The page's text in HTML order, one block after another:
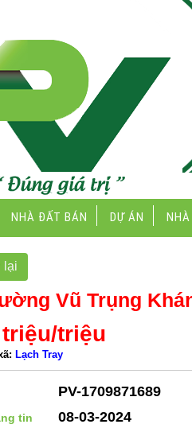
NHÀ ĐẤT BÁN DỰ ÁN
lại
Vũ Trụng
triệu
Lạch Tray
PV-1709871689
tin 08-03-2024